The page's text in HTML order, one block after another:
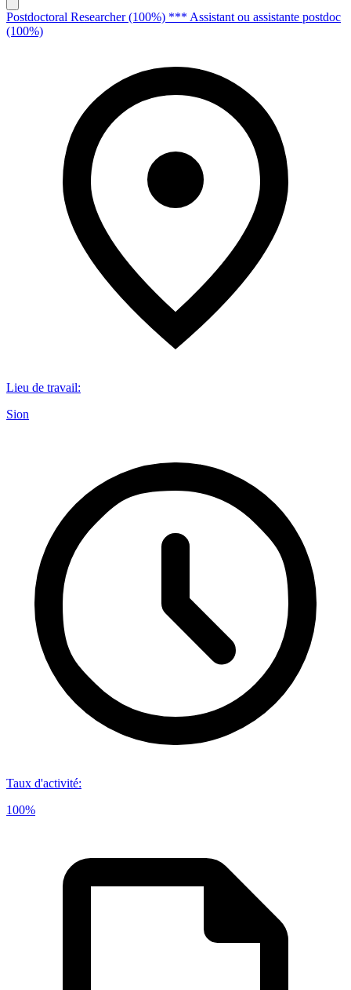
Postdoctoral Researcher (100%) *** Assistant ou assistante postdoc
(100%)
Lieu de travail:
Sion
Taux d'activité:
100%